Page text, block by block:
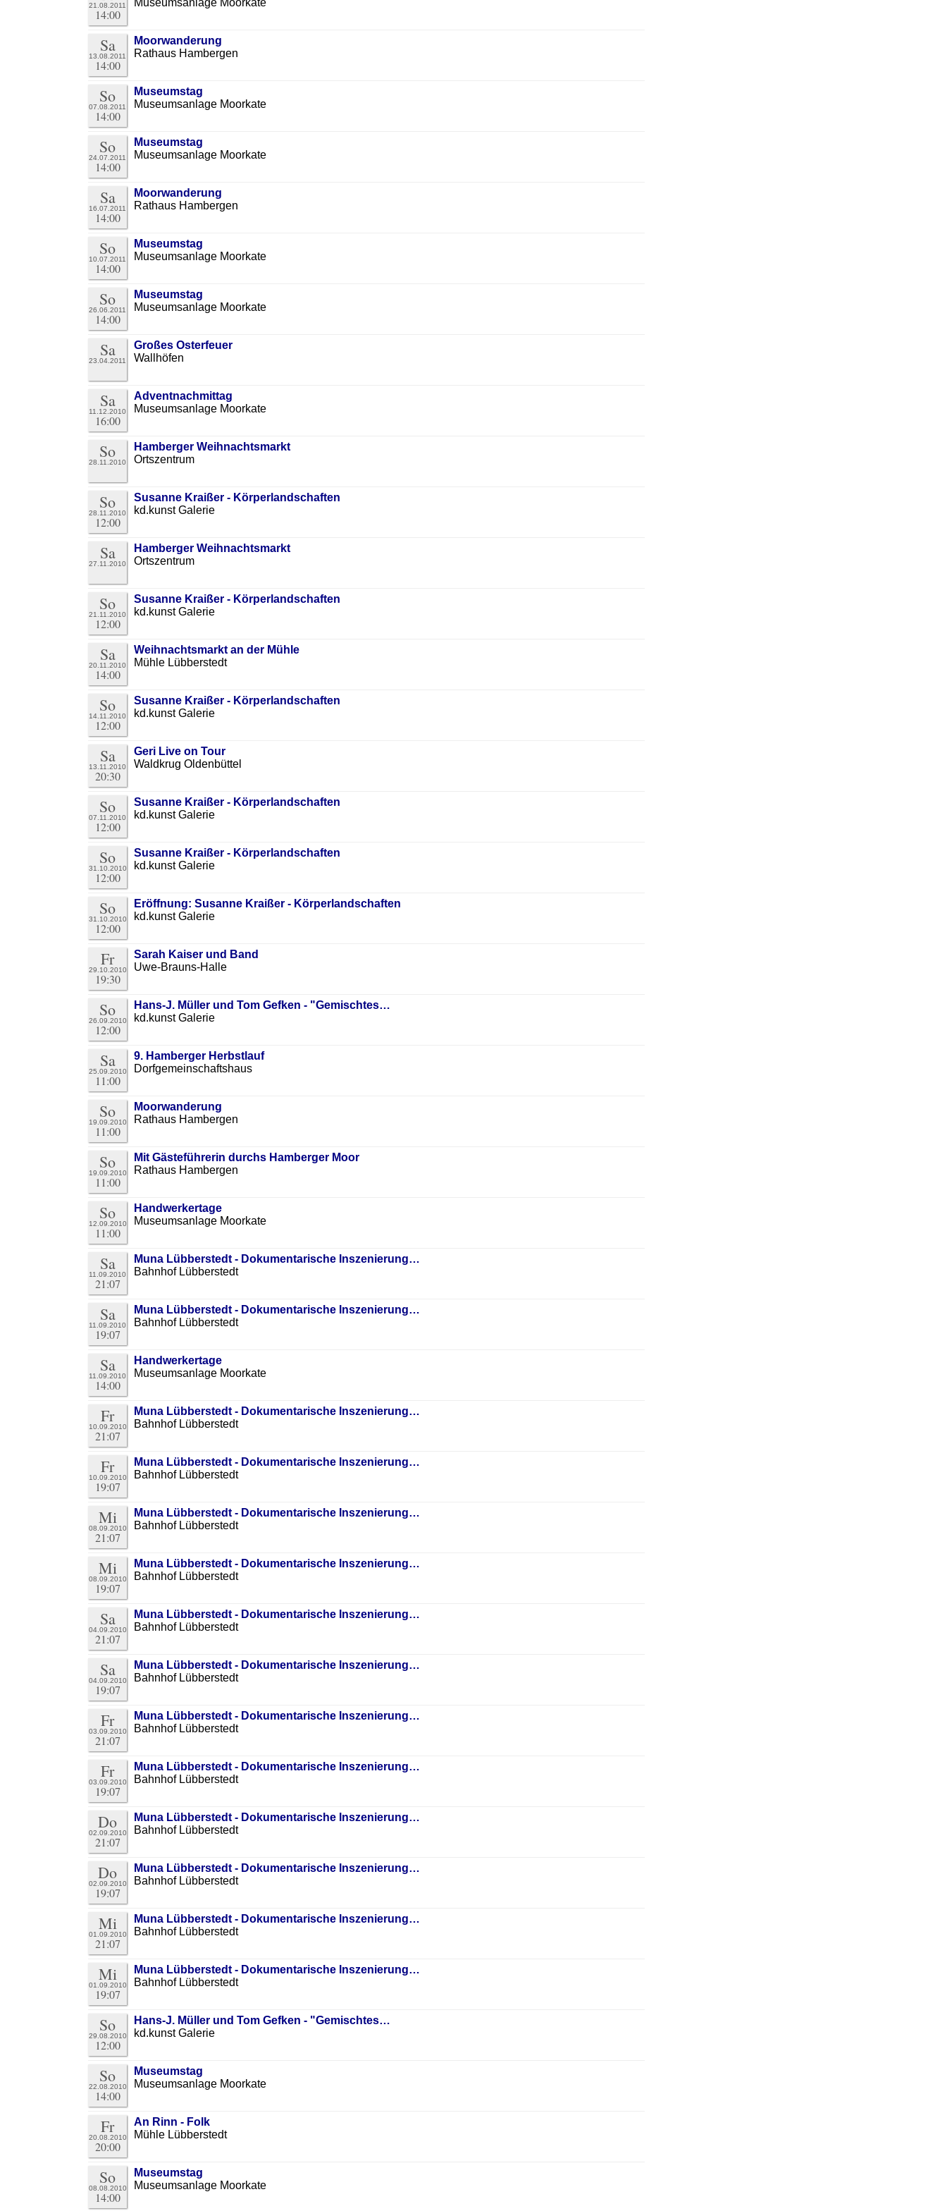
21.08.2011
14:00
Museumsanlage Moorkate
Sa
13.08.2011
14:00
Moorwanderung
Rathaus Hambergen
So
07.08.2011
14:00
Museumstag
Museumsanlage Moorkate
So
24.07.2011
14:00
Museumstag
Museumsanlage Moorkate
Sa
16.07.2011
14:00
Moorwanderung
Rathaus Hambergen
So
10.07.2011
14:00
Museumstag
Museumsanlage Moorkate
So
26.06.2011
14:00
Museumstag
Museumsanlage Moorkate
Sa
23.04.2011
Großes Osterfeuer
Wallhöfen
Sa
11.12.2010
16:00
Adventnachmittag
Museumsanlage Moorkate
So
28.11.2010
Hamberger Weihnachtsmarkt
Ortszentrum
So
28.11.2010
12:00
Susanne Kraißer - Körperlandschaften
kd.kunst Galerie
Sa
27.11.2010
Hamberger Weihnachtsmarkt
Ortszentrum
So
21.11.2010
12:00
Susanne Kraißer - Körperlandschaften
kd.kunst Galerie
Sa
20.11.2010
14:00
Weihnachtsmarkt an der Mühle
Mühle Lübberstedt
So
14.11.2010
12:00
Susanne Kraißer - Körperlandschaften
kd.kunst Galerie
Sa
13.11.2010
20:30
Geri Live on Tour
Waldkrug Oldenbüttel
So
07.11.2010
12:00
Susanne Kraißer - Körperlandschaften
kd.kunst Galerie
So
31.10.2010
12:00
Susanne Kraißer - Körperlandschaften
kd.kunst Galerie
So
31.10.2010
12:00
Eröffnung: Susanne Kraißer - Körperlandschaften
kd.kunst Galerie
Fr
29.10.2010
19:30
Sarah Kaiser und Band
Uwe-Brauns-Halle
So
26.09.2010
12:00
Hans-J. Müller und Tom Gefken - "Gemischtes…
kd.kunst Galerie
Sa
25.09.2010
11:00
9. Hamberger Herbstlauf
Dorfgemeinschaftshaus
So
19.09.2010
11:00
Moorwanderung
Rathaus Hambergen
So
19.09.2010
11:00
Mit Gästeführerin durchs Hamberger Moor
Rathaus Hambergen
So
12.09.2010
11:00
Handwerkertage
Museumsanlage Moorkate
Sa
11.09.2010
21:07
Muna Lübberstedt - Dokumentarische Inszenierung…
Bahnhof Lübberstedt
Sa
11.09.2010
19:07
Muna Lübberstedt - Dokumentarische Inszenierung…
Bahnhof Lübberstedt
Sa
11.09.2010
14:00
Handwerkertage
Museumsanlage Moorkate
Fr
10.09.2010
21:07
Muna Lübberstedt - Dokumentarische Inszenierung…
Bahnhof Lübberstedt
Fr
10.09.2010
19:07
Muna Lübberstedt - Dokumentarische Inszenierung…
Bahnhof Lübberstedt
Mi
08.09.2010
21:07
Muna Lübberstedt - Dokumentarische Inszenierung…
Bahnhof Lübberstedt
Mi
08.09.2010
19:07
Muna Lübberstedt - Dokumentarische Inszenierung…
Bahnhof Lübberstedt
Sa
04.09.2010
21:07
Muna Lübberstedt - Dokumentarische Inszenierung…
Bahnhof Lübberstedt
Sa
04.09.2010
19:07
Muna Lübberstedt - Dokumentarische Inszenierung…
Bahnhof Lübberstedt
Fr
03.09.2010
21:07
Muna Lübberstedt - Dokumentarische Inszenierung…
Bahnhof Lübberstedt
Fr
03.09.2010
19:07
Muna Lübberstedt - Dokumentarische Inszenierung…
Bahnhof Lübberstedt
Do
02.09.2010
21:07
Muna Lübberstedt - Dokumentarische Inszenierung…
Bahnhof Lübberstedt
Do
02.09.2010
19:07
Muna Lübberstedt - Dokumentarische Inszenierung…
Bahnhof Lübberstedt
Mi
01.09.2010
21:07
Muna Lübberstedt - Dokumentarische Inszenierung…
Bahnhof Lübberstedt
Mi
01.09.2010
19:07
Muna Lübberstedt - Dokumentarische Inszenierung…
Bahnhof Lübberstedt
So
29.08.2010
12:00
Hans-J. Müller und Tom Gefken - "Gemischtes…
kd.kunst Galerie
So
22.08.2010
14:00
Museumstag
Museumsanlage Moorkate
Fr
20.08.2010
20:00
An Rinn - Folk
Mühle Lübberstedt
So
08.08.2010
14:00
Museumstag
Museumsanlage Moorkate